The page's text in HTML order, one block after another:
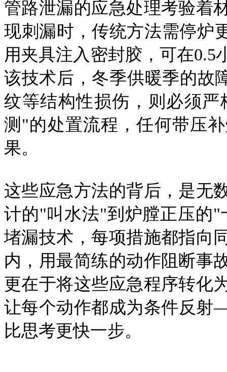
管路泄漏的应急处理考验着
现刺漏时，传统方法需停炉
用夹具注入密封胶，可在0.5
该技术后，冬季供暖季的故
纹等结构性损伤，则必须
测"的处置流程，任何带压
果。
这些应急方法的背后，是无
计的"叫水法"到炉膛正压的
堵漏技术，每项措施都指向
内，用最简练的动作阻断事
更在于将这些应急程序转化
让每个动作都成为条件反
比思考更快一步。